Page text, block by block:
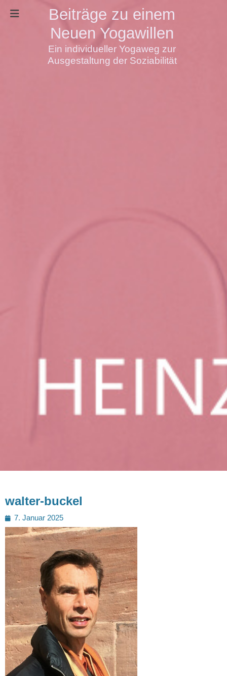
Beiträge zu einem
Neuen Yogawillen
Ein individueller Yogaweg zur
Ausgestaltung der Soziabilität
walter-buckel
Posted
on
7. Januar 2025